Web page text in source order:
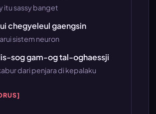
itu sassy banget
chegyeleul gaengsin
sistem neuron
sog gam-og tal-oghaessji
dari penjara di kepalaku